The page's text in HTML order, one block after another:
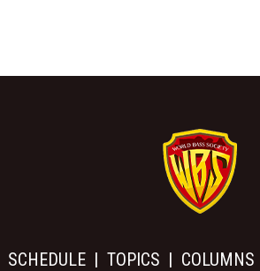
SCHEDULE TOPICS COLUMNS